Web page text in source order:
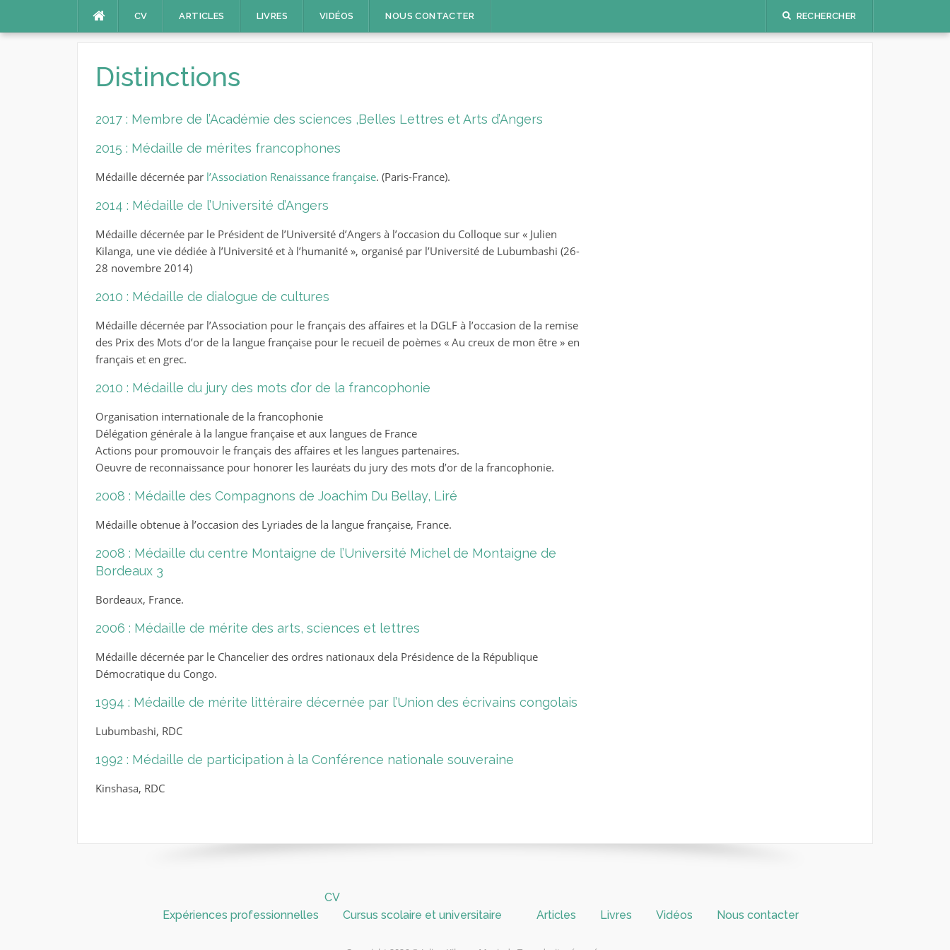
CV ARTICLES LIVRES VIDÉOS NOUS CONTACTER RECHERCHER
JULIEN KILANGA MUSINDE
Distinctions
2017 : Membre de l’Académie des sciences ,Belles Lettres et Arts d’Angers
2015 : Médaille de mérites francophones
Médaille décernée par l’Association Renaissance française. (Paris-France).
2014 : Médaille de l’Université d’Angers
Médaille décernée par le Président de l’Université d’Angers à l’occasion du Colloque sur « Julien
Kilanga, une vie dédiée à l’Université et à l’humanité », organisé par l’Université de Lubumbashi (26-
28 novembre 2014)
2010 : Médaille de dialogue de cultures
Médaille décernée par l’Association pour le français des affaires et la DGLF à l’occasion de la remise
des Prix des Mots d’or de la langue française pour le recueil de poèmes « Au creux de mon être » en
français et en grec.
2010 : Médaille du jury des mots d’or de la francophonie
Organisation internationale de la francophonie
Délégation générale à la langue française et aux langues de France
Actions pour promouvoir le français des affaires et les langues partenaires.
Oeuvre de reconnaissance pour honorer les lauréats du jury des mots d’or de la francophonie.
2008 : Médaille des Compagnons de Joachim Du Bellay, Liré
Médaille obtenue à l’occasion des Lyriades de la langue française, France.
2008 : Médaille du centre Montaigne de l’Université Michel de Montaigne de
Bordeaux 3
Bordeaux, France.
2006 : Médaille de mérite des arts, sciences et lettres
Médaille décernée par le Chancelier des ordres nationaux dela Présidence de la République
Démocratique du Congo.
1994 : Médaille de mérite littéraire décernée par l’Union des écrivains congolais
Lubumbashi, RDC
1992 : Médaille de participation à la Conférence nationale souveraine
Kinshasa, RDC
CV
Expériences professionnelles
Cursus scolaire et universitaire Articles Livres Vidéos Nous contacter